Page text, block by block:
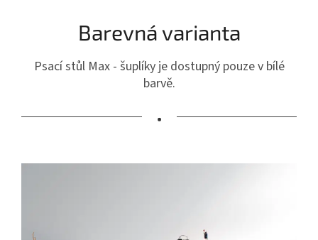
Barevná varianta
Psací stůl Max - šuplíky je dostupný pouze v bílé
barvě.
•